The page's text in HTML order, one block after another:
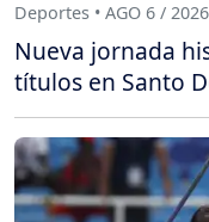
Deportes • AGO 6 / 2026
Nueva jornada
títulos en Santo